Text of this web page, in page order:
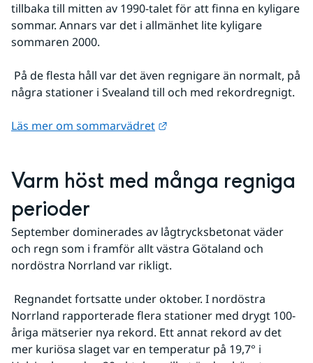
tillbaka till mitten av 1990-talet för att finna en kyligare
sommar. Annars var det i allmänhet lite kyligare
sommaren 2000.
några stationer i Svealand till och med rekordregnigt.
Läs mer om sommarvädret
Varm höst med många regniga
perioder
September dominerades av lågtrycksbetonat väder
och regn som i framför allt västra Götaland och
nordöstra Norrland var rikligt.
Norrland rapporterade flera stationer med drygt 100-
åriga mätserier nya rekord. Ett annat rekord av det
mer kuriösa slaget var en temperatur på 19,7° i